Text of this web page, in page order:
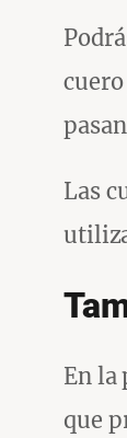
Las
En la
que